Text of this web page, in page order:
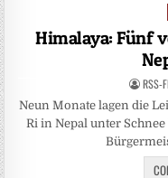
Himalaya: Fünf
RSS-
Neun Monate lagen die
Ri in Nepal unter